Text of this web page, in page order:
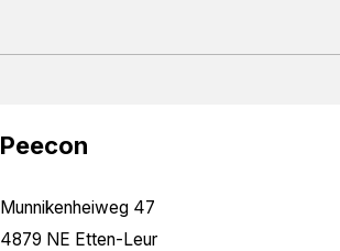
Peecon
Munnikenheiweg 47
4879 NE Etten-Leur